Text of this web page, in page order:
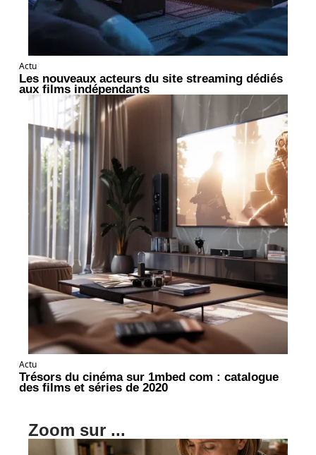
Actu
Les nouveaux acteurs du site streaming dédiés
aux films indépendants
Actu
Trésors du cinéma sur 1mbed com : catalogue
des films et séries de 2020
Zoom sur ...